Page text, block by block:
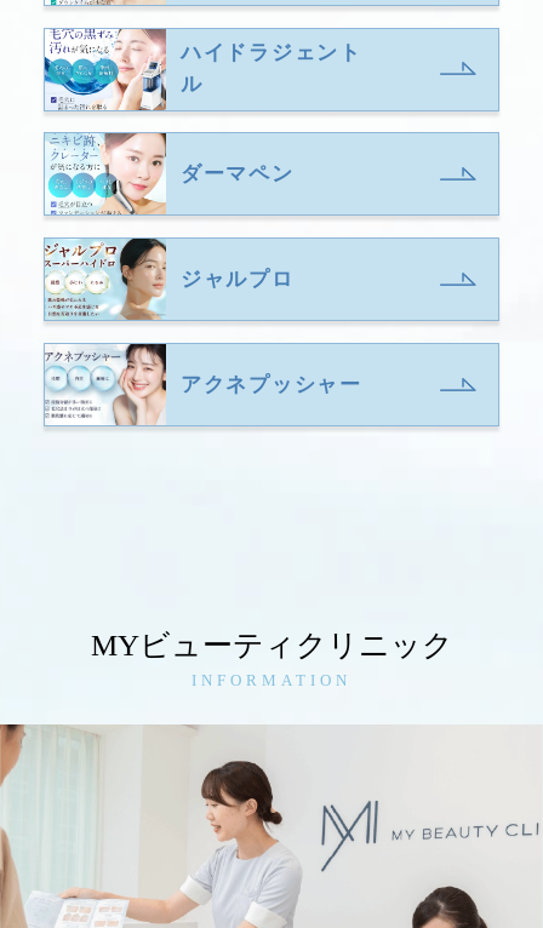
ハイドラジェント
ル
ダーマペン
ジャルプロ
アクネプッシャー
MYビューティクリニック
INFORMATION